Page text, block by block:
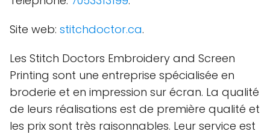
Site web: stitchdoctor.ca.
Les Stitch Doctors Embroidery and Screen
Printing sont une entreprise spécialisée en
broderie et en impression sur écran. La qualité
de leurs réalisations est de première qualité et
les prix sont très raisonnables. Leur service est